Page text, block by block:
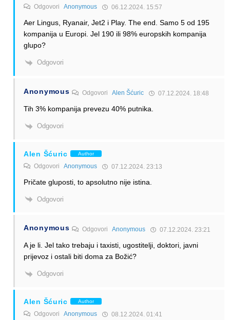
Odgovori Anonymous 06.12.2024. 15:57
Aer Lingus, Ryanair, Jet2 i Play. The end. Samo 5 od 195
kompanija u Europi. Jel 190 ili 98% europskih kompanija
glupo?
Odgovori
Anonymous OdgovoriAlen Šćuric 07.12.2024. 18:48
Tih 3% kompanija prevezu 40% putnika.
Odgovori
Alen Šćuric Author
Odgovori Anonymous 07.12.2024. 23:13
Pričate gluposti, to apsolutno nije istina.
Odgovori
Anonymous OdgovoriAnonymous 07.12.2024. 23:21
A je li. Jel tako trebaju i taxisti, ugostitelji, doktori, javni
prijevoz i ostali biti doma za Božić?
Odgovori
Alen Šćuric Author
Odgovori Anonymous 08.12.2024. 01:41